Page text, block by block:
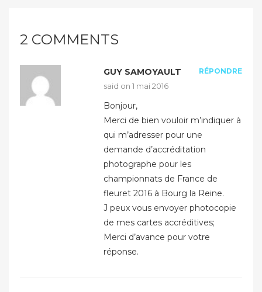
2 COMMENTS
GUY SAMOYAULT
said on1 mai 2016
RÉPONDRE
Bonjour,
Merci de bien vouloir m’indiquer à
qui m’adresser pour une
demande d’accréditation
photographe pour les
championnats de France de
fleuret 2016 à Bourg la Reine.
J peux vous envoyer photocopie
de mes cartes accréditives;
Merci d’avance pour votre
réponse.